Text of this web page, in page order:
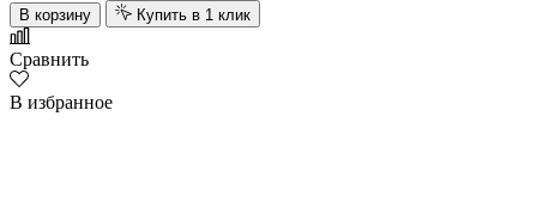
В корзину Купить в 1 клик
Сравнить
В избранное